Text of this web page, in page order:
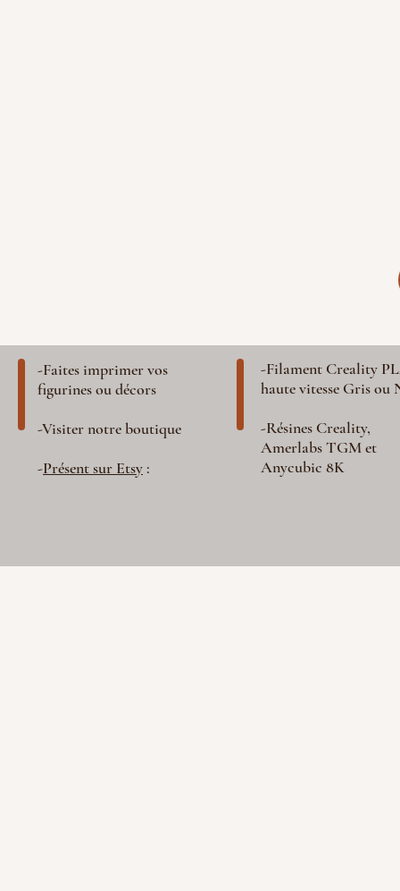
-Faites imprimer vos
figurines ou décors
-Visiter notre boutique
-Présent sur Etsy :
-Filament Creality
haute vitesse Gris ou
-Résines Creality,
Amerlabs TGM et
Anycubic 8K